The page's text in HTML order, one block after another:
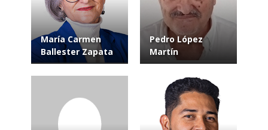
María Carmen
Ballester Zapata
Pedro López
Martín